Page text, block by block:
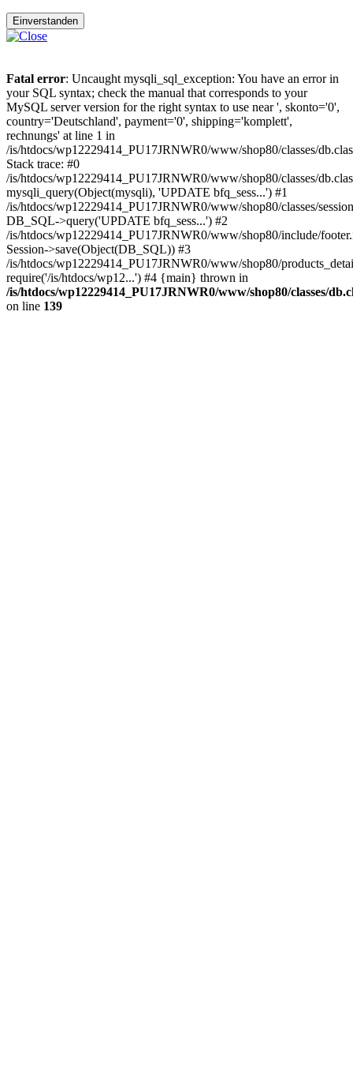
Einverstanden
Fatal error: Uncaught mysqli_sql_exception: You have an error in
your SQL syntax; check the manual that corresponds to your
MySQL server version for the right syntax to use near ', skonto='0',
country='Deutschland', payment='0', shipping='komplett',
rechnungs' at line 1 in
/is/htdocs/wp12229414_PU17JRNWR0/www/shop80/classes/
Stack trace: #0
/is/htdocs/wp12229414_PU17JRNWR0/www/shop80/classes/
mysqli_query(Object(mysqli), 'UPDATE bfq_sess...') #1
/is/htdocs/wp12229414_PU17JRNWR0/www/shop80/classes/
DB_SQL->query('UPDATE bfq_sess...') #2
/is/htdocs/wp12229414_PU17JRNWR0/www/shop80/include/
Session->save(Object(DB_SQL)) #3
/is/htdocs/wp12229414_PU17JRNWR0/www/shop80/
require('/is/htdocs/wp12...') #4 {main} thrown in
/is/htdocs/wp12229414_PU17JRNWR0/www/shop80/classes/
on line 139